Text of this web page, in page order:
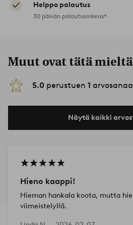
Helppo palautus
30 päivän palautusoikeus*
Muut ovat tätä mieltä
5.0 perustuen 1
Näytä kaikki
Hieno kaappi!
Hieman hankala koota, mutta
viimeistelyllä.